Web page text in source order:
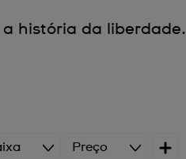
história da liberdade.
Preço